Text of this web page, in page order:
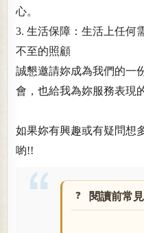
心。
3. 生活保障：生活上任何
不至的照顧
誠懇邀請妳成為我們的一
會，也給我為妳服務表現
如果妳有興趣或有疑問想
喲!!
閱讀前常